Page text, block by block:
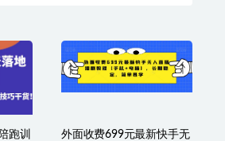
跑训
外面收费699元最新快手无